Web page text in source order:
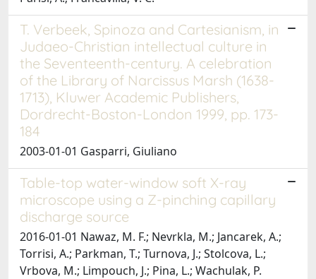
T. Verbeek, Spinoza and Cartesianism, in
Judaeo-Christian intellectual culture in
the Seventeenth-century. A celebration
of the Library of Narcissus Marsh (1638-
1713), Kluwer Academic Publishers,
Dordrecht-Boston-London 1999, pp. 173-
184
2003-01-01 Gasparri, Giuliano
Table-top water-window soft X-ray
microscope using a Z-pinching capillary
discharge source
2016-01-01 Nawaz, M. F.; Nevrkla, M.; Jancarek, A.;
Torrisi, A.; Parkman, T.; Turnova, J.; Stolcova, L.;
Vrbova, M.; Limpouch, J.; Pina, L.; Wachulak, P.